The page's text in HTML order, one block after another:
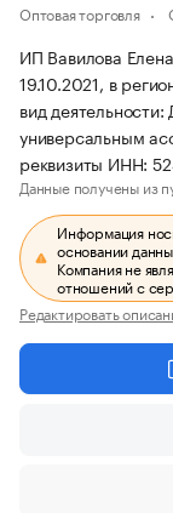
Оптовая торговля
ИП Вавилова
19.10.2021, в
вид деятельности:
универсальным
реквизиты ИНН:
Данные получены из
Информация
основании
Компания не
отношений с
Редактировать